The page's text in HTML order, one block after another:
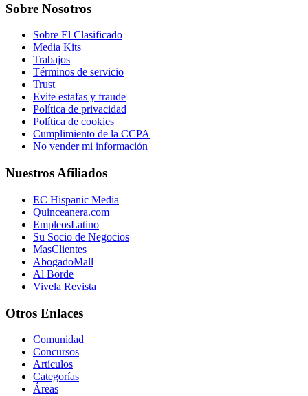
Sobre Nosotros
Sobre El Clasificado
Media Kits
Trabajos
Términos de servicio
Trust
Evite estafas y fraude
Política de privacidad
Política de cookies
Cumplimiento de la CCPA
No vender mi información
Nuestros Afiliados
EC Hispanic Media
Quinceanera.com
EmpleosLatino
Su Socio de Negocios
MasClientes
AbogadoMall
Al Borde
Vivela Revista
Otros Enlaces
Comunidad
Concursos
Artículos
Categorías
Áreas